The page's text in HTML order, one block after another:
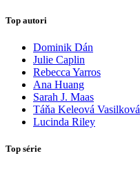
Top autori
Dominik Dán
Julie Caplin
Rebecca Yarros
Ana Huang
Sarah J. Maas
Táňa Keleová Vasilková
Lucinda Riley
Top série